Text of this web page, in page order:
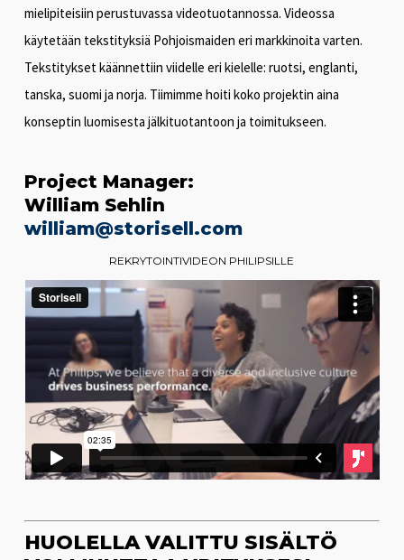
mielipiteisiin perustuvassa videotuotannossa. Videossa
käytetään tekstityksiä Pohjoismaiden eri markkinoita varten.
Tekstitykset käännettiin viidelle eri kielelle: ruotsi, englanti,
tanska, suomi ja norja. Tiimimme hoiti koko projektin aina
konseptin luomisesta jälkituotantoon ja toimitukseen.
Project Manager:
William Sehlin
william@storisell.com
REKRYTOINTIVIDEON PHILIPSILLE
HUOLELLA VALITTU SISÄLTÖ